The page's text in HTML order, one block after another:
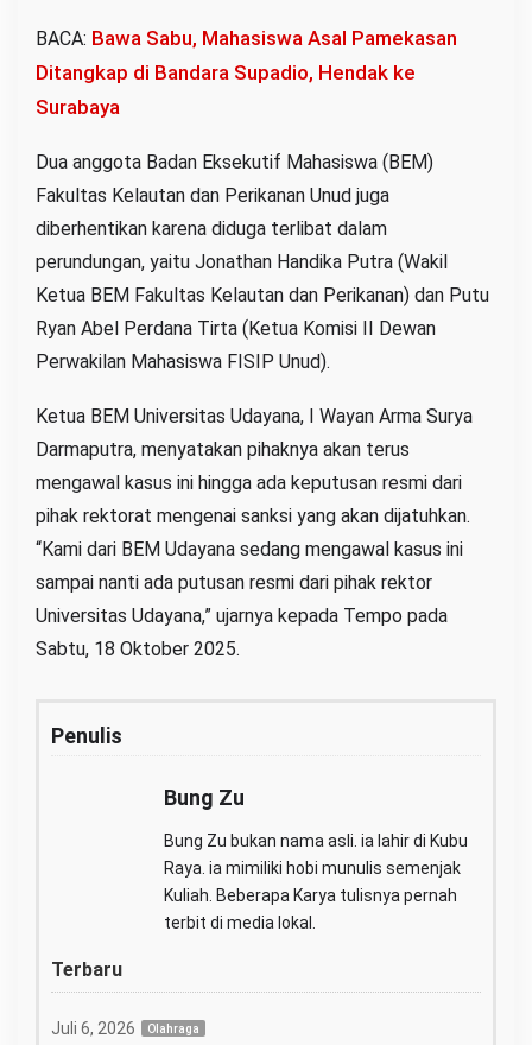
BACA: Bawa Sabu, Mahasiswa Asal Pamekasan
Ditangkap di Bandara Supadio, Hendak ke
Surabaya
Dua anggota Badan Eksekutif Mahasiswa (BEM)
Fakultas Kelautan dan Perikanan Unud juga
diberhentikan karena diduga terlibat dalam
perundungan, yaitu Jonathan Handika Putra (Wakil
Ketua BEM Fakultas Kelautan dan Perikanan) dan Putu
Ryan Abel Perdana Tirta (Ketua Komisi II Dewan
Perwakilan Mahasiswa FISIP Unud).
Ketua BEM Universitas Udayana, I Wayan Arma Surya
Darmaputra, menyatakan pihaknya akan terus
mengawal kasus ini hingga ada keputusan resmi dari
pihak rektorat mengenai sanksi yang akan dijatuhkan.
“Kami dari BEM Udayana sedang mengawal kasus ini
sampai nanti ada putusan resmi dari pihak rektor
Universitas Udayana,” ujarnya kepada Tempo pada
Sabtu, 18 Oktober 2025.
Penulis
Bung Zu
Bung Zu bukan nama asli. ia lahir di Kubu
Raya. ia mimiliki hobi munulis semenjak
Kuliah. Beberapa Karya tulisnya pernah
terbit di media lokal.
Terbaru
Juli 6, 2026 Olahraga